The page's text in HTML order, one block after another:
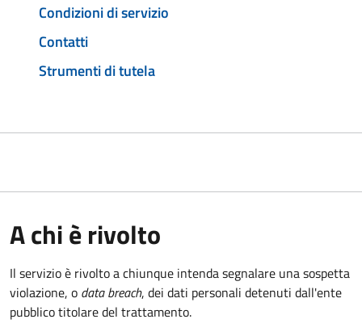
Condizioni di servizio
Contatti
Strumenti di tutela
A chi è rivolto
Il servizio è rivolto a chiunque intenda segnalare una sospetta
violazione, o data breach, dei dati personali detenuti dall'ente
pubblico titolare del trattamento.